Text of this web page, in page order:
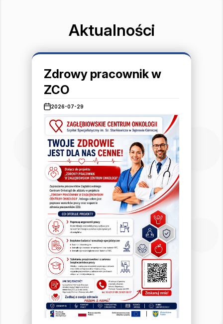
Aktualności
Zdrowy pracownik w
ZCO
2026-07-29